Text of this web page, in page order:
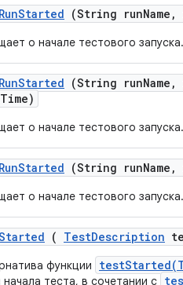
RunStarted (String runName ,
о начале тестового запуска.
RunStarted (String runName ,
Time)
о начале тестового запуска.
RunStarted (String runName ,
о начале тестового запуска.
( TestDescription
функции
начала теста, в сочетании с